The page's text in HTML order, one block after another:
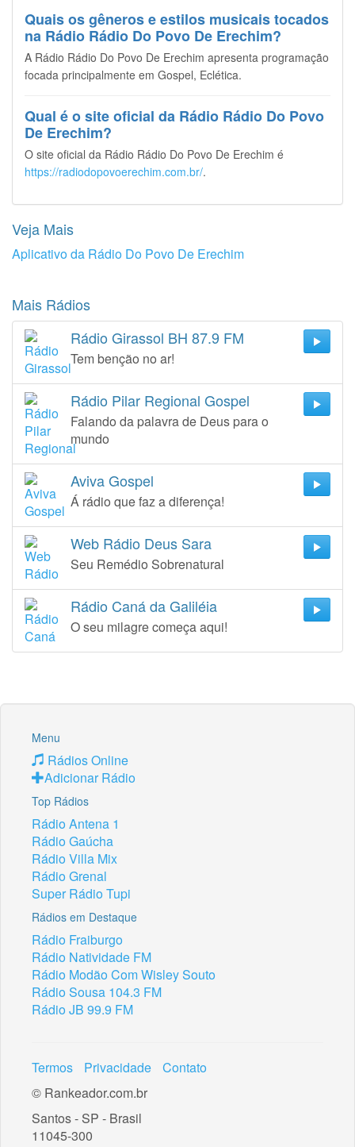
Quais os gêneros e estilos musicais tocados
na Rádio Rádio Do Povo De Erechim?
A Rádio Rádio Do Povo De Erechim apresenta programação
focada principalmente em Gospel, Eclética.
Qual é o site oficial da Rádio Rádio Do Povo
De Erechim?
O site oficial da Rádio Rádio Do Povo De Erechim é
https://radiodopovoerechim.com.br/.
Veja Mais
Aplicativo da Rádio Do Povo De Erechim
Mais Rádios
Rádio Girassol BH 87.9 FM
Tem benção no ar!
Rádio Pilar Regional Gospel
Falando da palavra de Deus para o
mundo
Aviva Gospel
Á rádio que faz a diferença!
Web Rádio Deus Sara
Seu Remédio Sobrenatural
Rádio Caná da Galiléia
O seu milagre começa aqui!
Menu
Rádios Online
Adicionar Rádio
Top Rádios
Rádio Antena 1
Rádio Gaúcha
Rádio Villa Mix
Rádio Grenal
Super Rádio Tupi
Rádios em Destaque
Rádio Fraiburgo
Rádio Natividade FM
Rádio Modão Com Wisley Souto
Rádio Sousa 104.3 FM
Rádio JB 99.9 FM
Termos Privacidade
Contato
© Rankeador.com.br
Santos - SP - Brasil
11045-300